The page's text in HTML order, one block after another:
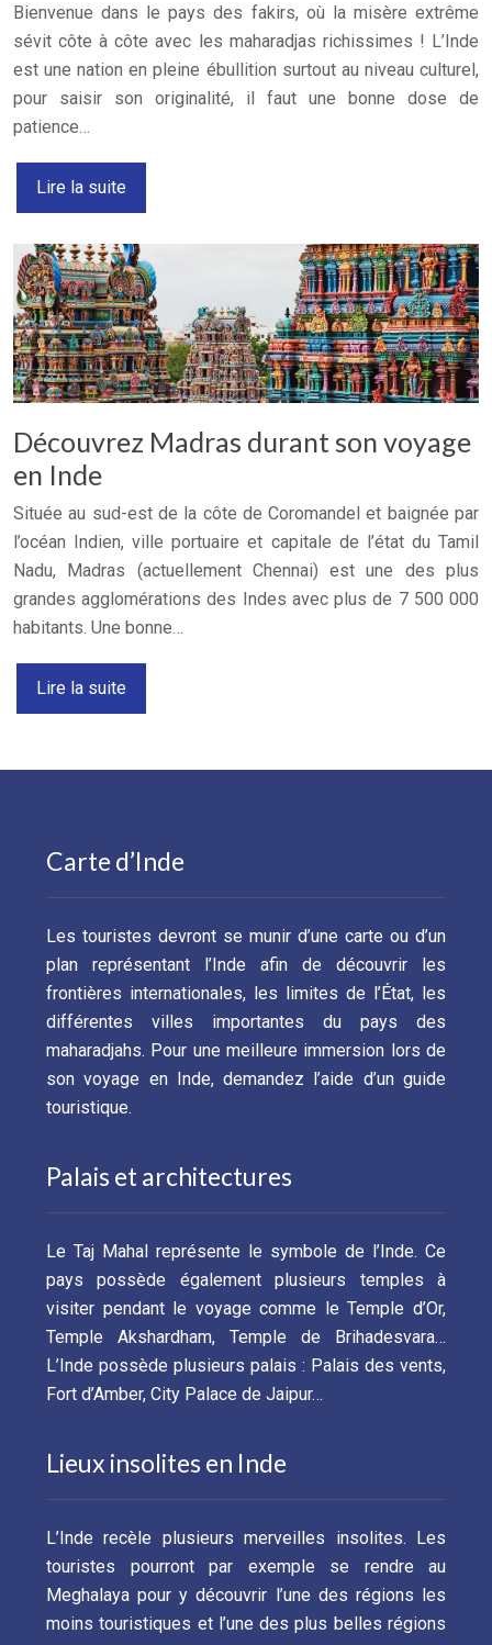
Bienvenue dans le pays des fakirs, où la misère extrême
sévit côte à côte avec les maharadjas richissimes ! L’Inde
est une nation en pleine ébullition surtout au niveau culturel,
pour saisir son originalité, il faut une bonne dose de
patience…
Lire la suite
Découvrez Madras durant son voyage
en Inde
Située au sud-est de la côte de Coromandel et baignée par
l’océan Indien, ville portuaire et capitale de l’état du Tamil
Nadu, Madras (actuellement Chennai) est une des plus
grandes agglomérations des Indes avec plus de 7 500 000
habitants. Une bonne…
Lire la suite
Carte d’Inde
Les touristes devront se munir d’une carte ou d’un
plan représentant l’Inde afin de découvrir les
frontières internationales, les limites de l’État, les
différentes villes importantes du pays des
maharadjahs. Pour une meilleure immersion lors de
son voyage en Inde, demandez l’aide d’un guide
touristique.
Palais et architectures
Le Taj Mahal représente le symbole de l’Inde. Ce
pays possède également plusieurs temples à
visiter pendant le voyage comme le Temple d’Or,
Temple Akshardham, Temple de Brihadesvara…
L’Inde possède plusieurs palais : Palais des vents,
Fort d’Amber, City Palace de Jaipur…
Lieux insolites en Inde
L’Inde recèle plusieurs merveilles insolites. Les
touristes pourront par exemple se rendre au
Meghalaya pour y découvrir l’une des régions les
moins touristiques et l’une des plus belles régions